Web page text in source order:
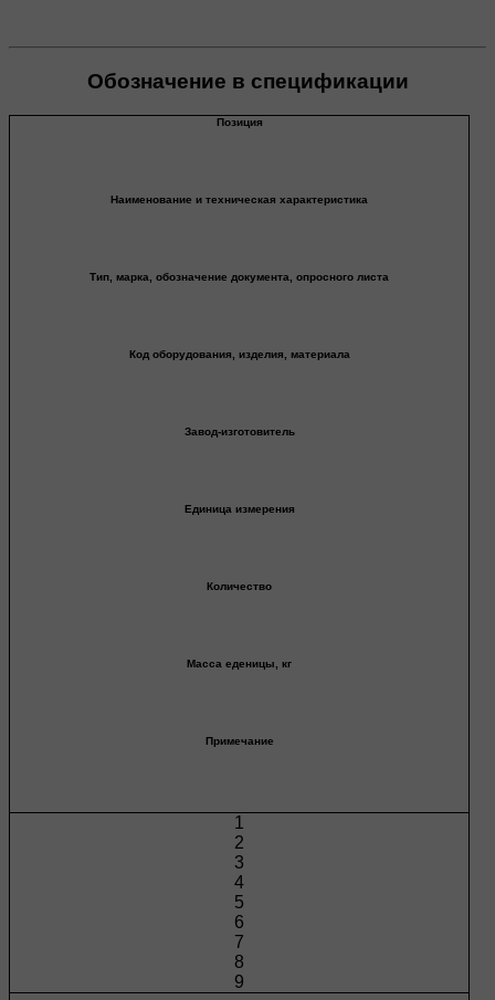
Обозначение в спецификации
Позиция
Наименование и техническая характеристика
Тип, марка, обозначение документа, опросного листа
Код оборудования, изделия, материала
Завод-изготовитель
Единица измерения
Количество
Масса еденицы, кг
Примечание
1
2
3
4
5
6
7
8
9